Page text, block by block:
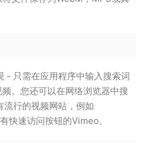
- 只需在应用程序中输入搜索词
。您还可以在网络浏览器中搜
行的视频网站，例如
快速访问按钮的Vimeo。